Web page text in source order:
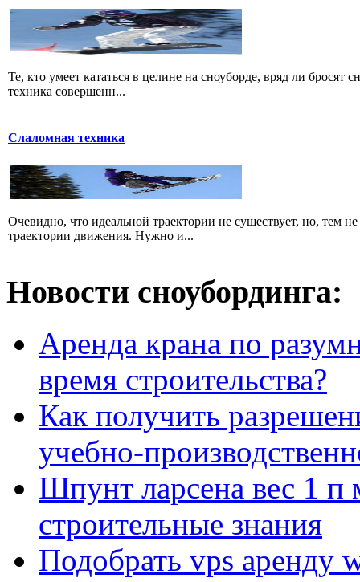
Те, кто умеет кататься в целине на сноуборде, вряд ли
техника совершенн...
Слаломная техника
Очевидно, что идеальной траектории не существует, но, тем
траектории движения. Нужно и...
Новости сноубординга:
Аренда крана по
время строительства?
Как получить
учебно-
Шпунт ларсена вес 1 п
строительные знания
Подобрать vps аренду